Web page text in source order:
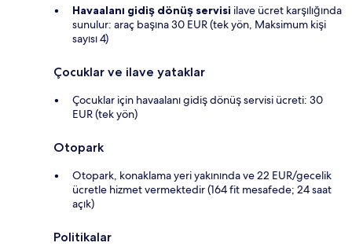
Havaalanı gidiş dönüş servisi ilave ücret karşılığında
sunulur: araç başına 30 EUR (tek yön, Maksimum kişi
sayısı 4)
Çocuklar ve ilave yataklar
Çocuklar için havaalanı gidiş dönüş servisi ücreti: 30
EUR (tek yön)
Otopark
Otopark, konaklama yeri yakınında ve 22 EUR/gecelik
ücretle hizmet vermektedir (164 fit mesafede; 24 saat
açık)
Politikalar